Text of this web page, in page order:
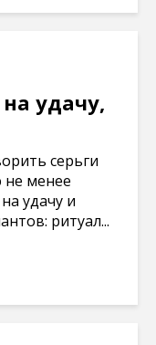
удачу,
серьги
не менее
удачу и
ритуал...